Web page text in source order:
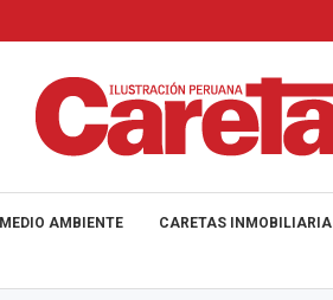
MEDIO AMBIENTE CARETAS INMOBILIARIA